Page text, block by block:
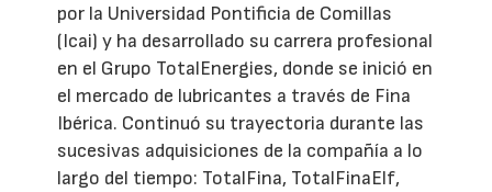
por la Universidad Pontificia de Comillas
(Icai) y ha desarrollado su carrera profesional
en el Grupo TotalEnergies, donde se inició en
el mercado de lubricantes a través de Fina
Ibérica. Continuó su trayectoria durante las
sucesivas adquisiciones de la compañía a lo
largo del tiempo: TotalFina, TotalFinaElf,